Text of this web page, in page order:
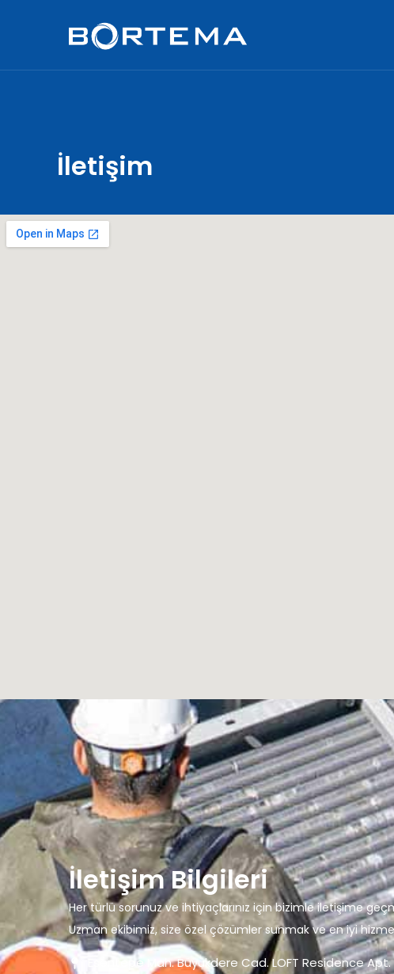
İletişim
İletişim Bilgileri
Her türlü sorunuz ve ihtiyaçlarınız için bizimle iletişime
Uzman ekibimiz, size özel çözümler sunmak ve en iyi
Esentepe Mah. Büyükdere Cad. LOFT Residence Apt.